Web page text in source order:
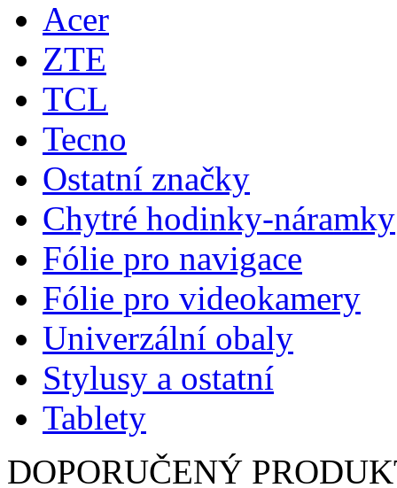
Acer
ZTE
TCL
Tecno
Ostatní značky
Chytré hodinky-náramky
Fólie pro navigace
Fólie pro videokamery
Univerzální obaly
Stylusy a ostatní
Tablety
DOPORUČENÝ